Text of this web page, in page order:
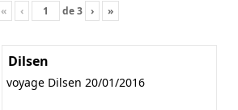
« ‹ de3 › »
Dilsen
voyage Dilsen 20/01/2016